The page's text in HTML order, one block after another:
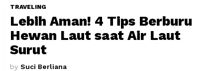
TRAVELING
Lebih Aman! 4 Tips Berburu
Hewan Laut saat Air Laut
Surut
by Suci Berliana